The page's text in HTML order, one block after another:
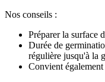
Nos conseils :
Préparer la surface
Durée de
régulière jusqu'à la
Convient